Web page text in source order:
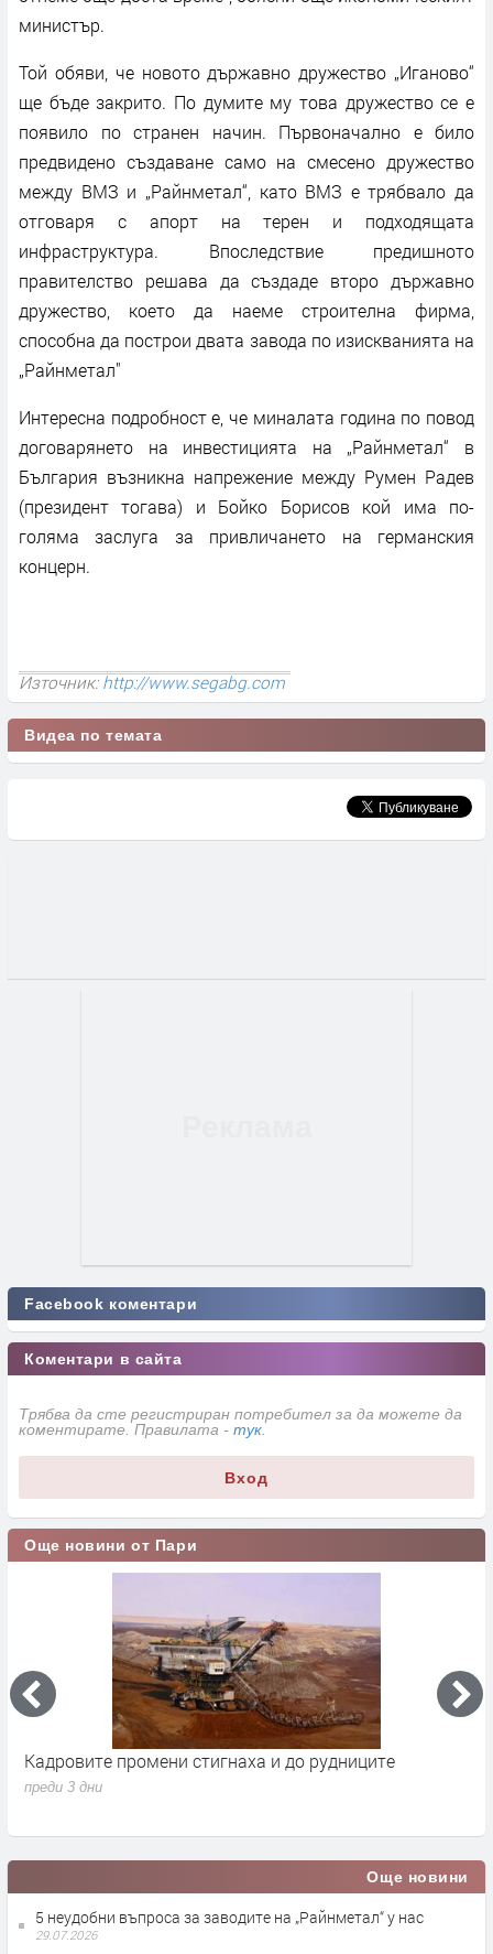
министър.
Той обяви, че новото държавно дружество „Иганово“
ще бъде закрито. По думите му това дружество се е
появило по странен начин. Първоначално е било
предвидено създаване само на смесено дружество
между ВМЗ и „Райнметал“, като ВМЗ е трябвало да
отговаря с апорт на терен и подходящата
инфраструктура. Впоследствие предишното
правителство решава да създаде второ държавно
дружество, което да наеме строителна фирма,
способна да построи двата завода по изискванията на
„Райнметал"
Интересна подробност е, че миналата година по повод
договарянето на инвестицията на „Райнметал“ в
България възникна напрежение между Румен Радев
(президент тогава) и Бойко Борисов кой има по-
голяма заслуга за привличането на германския
концерн.
Източник:http://www.segabg.com
Видеа по темата
Facebook коментари
Коментари в сайта
Трябва да сте регистриран потребител за да можете да
коментирате. Правилата - тук
Вход
Още новини от Пари
Кадровите промени стигнаха и до рудниците
преди 3 дни
Още новини
5 неудобни въпроса за заводите на „Райнметал“ у нас
29.07.2026